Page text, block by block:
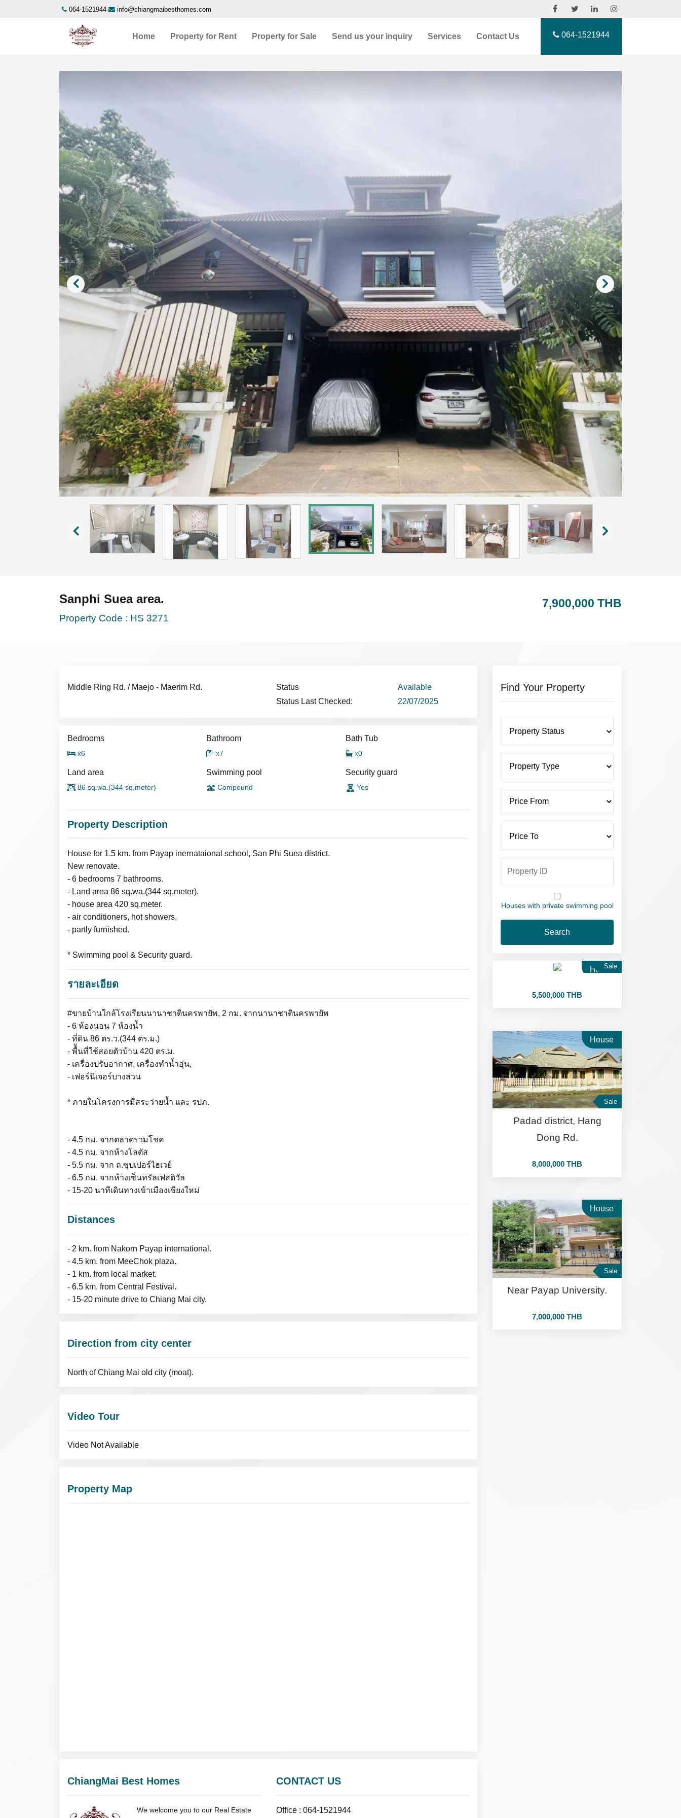
064-1521944 info@chiangmaibesthomes.com
Home Property for Rent Property for Sale Send us your inquiry Services Contact Us 064-1521944
Sanphi Suea area.
Property Code : HS 3271
7,900,000 THB
Middle Ring Rd. / Maejo - Maerim Rd. Status
Available
Status Last Checked:
22/07/2025
Bedrooms
x6
Bathroom
x7
Bath Tub
x0
Land area
86 sq.wa.(344 sq.meter)
Swimming pool
Compound
Security guard
Yes
Property Description
House for 1.5 km. from Payap inernataional school, San Phi Suea district.
New renovate.
- 6 bedrooms 7 bathrooms.
- Land area 86 sq.wa.(344 sq.meter).
- house area 420 sq.meter.
- air conditioners, hot showers,
- partly furnished.
* Swimming pool & Security guard.
รายละเอียด
#ขายบ้านใกล้โรงเรียนนานาชาตินครพายัพ, 2 กม. จากนานาชาตินครพายัพ
- 6 ห้องนอน 7 ห้องน้ำ
- ที่ดิน 86 ตร.ว.(344 ตร.ม.)
- พื้ันที่ใช้สอยตัวบ้าน 420 ตร.ม.
- เครื่องปรับอากาศ, เครื่องทำน้ำอุ่น,
- เฟอร์นิเจอร์บางส่วน
* ภายในโครงการมีสระว่ายน้ำ และ รปภ.
- 4.5 กม. จากตลาดรวมโชค
- 4.5 กม. จากห้างโลตัส
- 5.5 กม. จาก ถ.ซุปเปอร์ไฮเวย์
- 6.5 กม. จากห้างเซ็นทรัลเฟสติวัล
- 15-20 นาทีเดินทางเข้าเมืองเชียงใหม่
Distances
- 2 km. from Nakorn Payap international.
- 4.5 km. from MeeChok plaza.
- 1 km. from local market.
- 6.5 km. from Central Festival.
- 15-20 minute drive to Chiang Mai city.
Direction from city center
North of Chiang Mai old city (moat).
Video Tour
Video Not Available
Property Map
ChiangMai Best Homes
We welcome you to our Real Estate
CONTACT US
Office : 064-1521944
Find Your Property
Houses with private swimming pool
Search
House
Sale
5,500,000 THB
House
Sale
Padad district, Hang
Dong Rd.
8,000,000 THB
House
Sale
Near Payap University.
7,000,000 THB